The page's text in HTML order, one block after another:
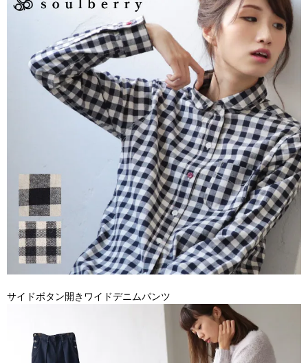
サイドボタン開きワイドデニムパンツ